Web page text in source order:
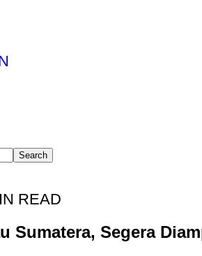
Search
READ
Sumatera, Segera